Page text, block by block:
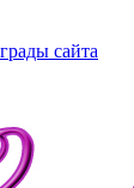
сайта